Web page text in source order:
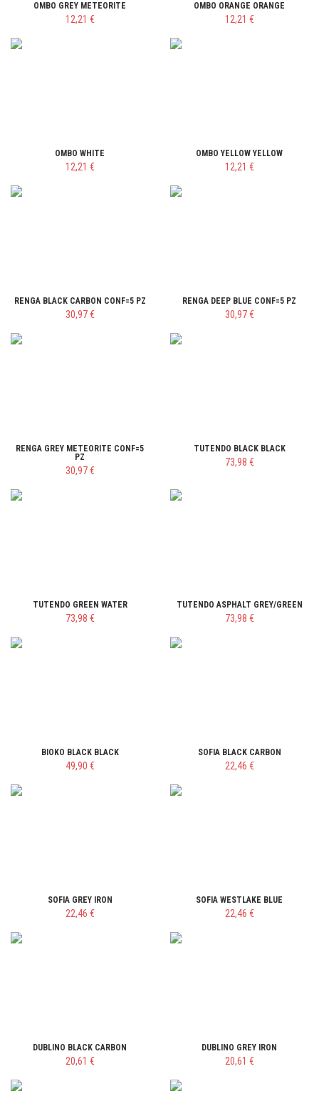
OMBO GREY METEORITE
12,21 €
OMBO ORANGE ORANGE
12,21 €
OMBO WHITE
12,21 €
OMBO YELLOW YELLOW
12,21 €
RENGA BLACK CARBON CONF=5 PZ
30,97 €
RENGA DEEP BLUE CONF=5 PZ
30,97 €
RENGA GREY METEORITE CONF=5
PZ
30,97 €
TUTENDO BLACK BLACK
73,98 €
TUTENDO GREEN WATER
73,98 €
TUTENDO ASPHALT GREY/GREEN
73,98 €
BIOKO BLACK BLACK
49,90 €
SOFIA BLACK CARBON
22,46 €
SOFIA GREY IRON
22,46 €
SOFIA WESTLAKE BLUE
22,46 €
DUBLINO BLACK CARBON
20,61 €
DUBLINO GREY IRON
20,61 €